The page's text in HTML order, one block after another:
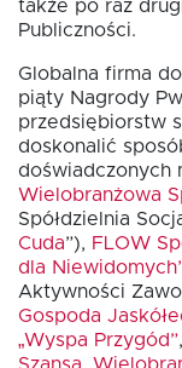
także po raz
Publiczności.
Globalna firma
piąty Nagrody
przedsiębiorstw
doskonalić
doświadczonych
Wielobranżowa
Spółdzielnia
Cuda”), FLOW
dla
Aktywności
Gospoda
„Wyspa Przygód”,